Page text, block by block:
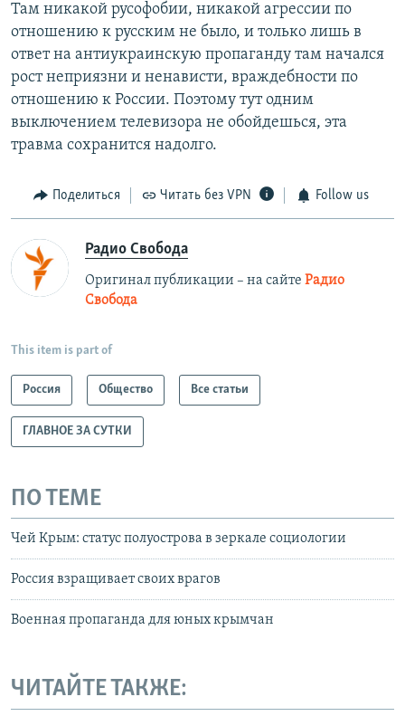
Там никакой русофобии, никакой агрессии по
отношению к русским не было, и только лишь в
ответ на антиукраинскую пропаганду там начался
рост неприязни и ненависти, враждебности по
отношению к России. Поэтому тут одним
выключением телевизора не обойдешься, эта
травма сохранится надолго.
Поделиться Читать без VPN Follow us
Радио Свобода
Оригинал публикации – на сайте Радио
Свобода
This item is part of
Россия Общество Все статьи
ГЛАВНОЕ ЗА СУТКИ
ПО ТЕМЕ
Чей Крым: статус полуострова в зеркале социологии
Россия взращивает своих врагов
Военная пропаганда для юных крымчан
ЧИТАЙТЕ ТАКЖЕ: